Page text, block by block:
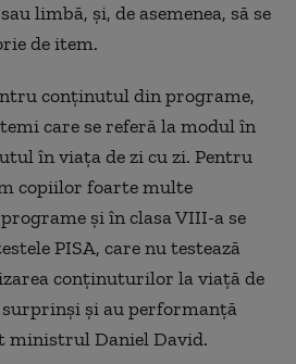
limbă, şi, de asemenea, să se
de item.
conţinutul din programe,
care se referă la modul în
în viaţa de zi cu zi. Pentru
copiilor foarte multe
şi în clasa VIII-a se
PISA, care nu testează
conţinuturilor la viaţă de
surprinşi şi au performanţă
ministrul Daniel David.